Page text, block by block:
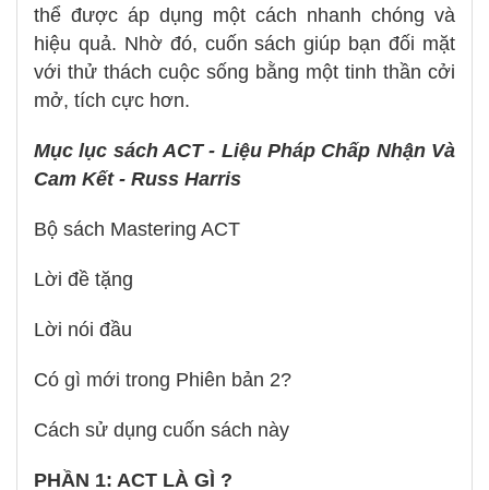
thể được áp dụng một cách nhanh chóng và
hiệu quả. Nhờ đó, cuốn sách giúp bạn đối mặt
với thử thách cuộc sống bằng một tinh thần cởi
mở, tích cực hơn.
Mục lục sách ACT - Liệu Pháp Chấp Nhận Và
Cam Kết - Russ Harris
Bộ sách Mastering ACT
Lời đề tặng
Lời nói đầu
Có gì mới trong Phiên bản 2?
Cách sử dụng cuốn sách này
PHẦN 1: ACT LÀ GÌ ?